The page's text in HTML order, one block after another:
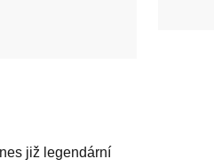
již legendární